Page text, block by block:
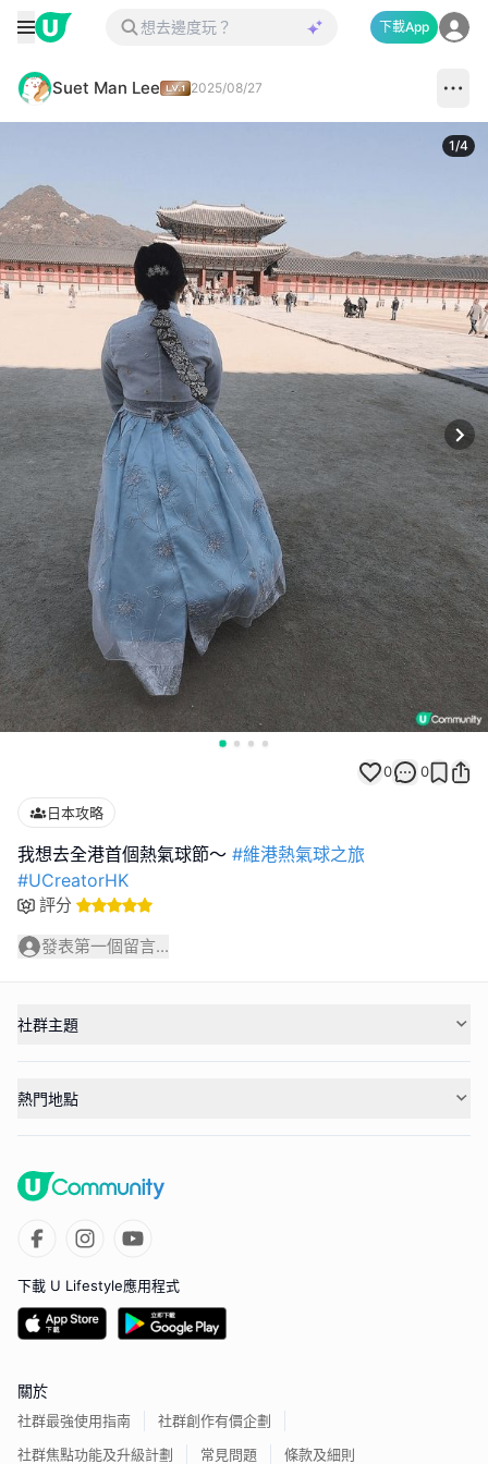
下載App
Suet Man Lee 2025/08/27
1/4
0 0
日本攻略
我想去全港首個熱氣球節～ #維港熱氣球之旅
#UCreatorHK
評分
發表第一個留言...
社群主題
熱門地點
下載 U Lifestyle應用程式
關於
社群最強使用指南
社群創作有價企劃
社群焦點功能及升級計劃
常見問題 條款及細則